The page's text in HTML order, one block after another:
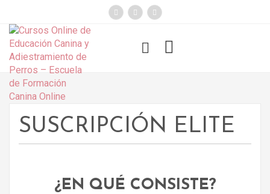
Funny Dogs
SUSCRIPCIÓN ELITE
¿EN QUÉ CONSISTE?